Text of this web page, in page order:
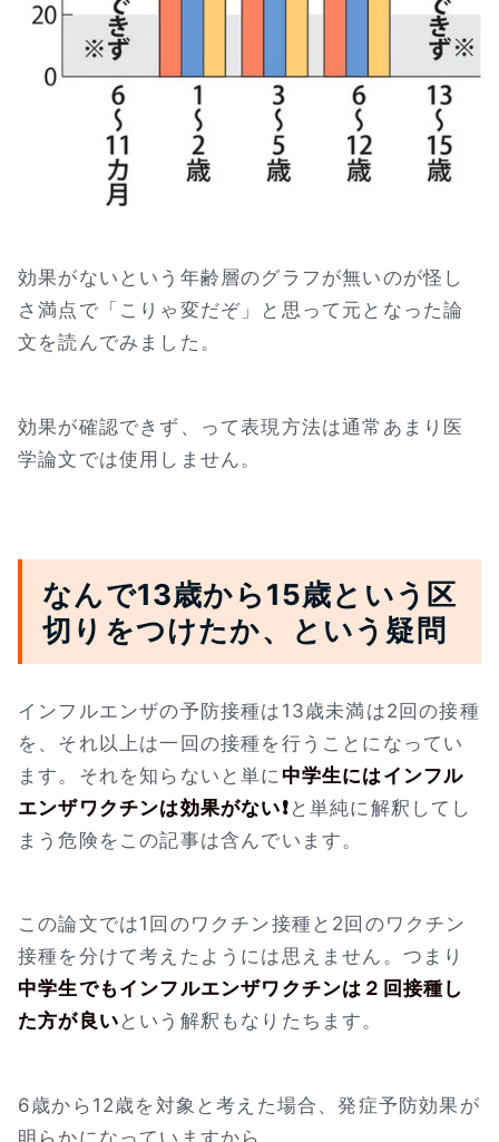
効果がないという年齢層のグラフが無いのが怪し
さ満点で「こりゃ変だぞ」と思って元となった論
文を読んでみました。
効果が確認できず、って表現方法は通常あまり医
学論文では使用しません。
なんで13歳から15歳という区
切りをつけたか、という疑問
インフルエンザの予防接種は13歳未満は2回の接種
を、それ以上は一回の接種を行うことになってい
ます。それを知らないと単に 中学生にはインフル
エンザワクチンは効果がない❗ と単純に解釈してし
まう危険をこの記事は含んでいます。
この論文では1回のワクチン接種と2回のワクチン
接種を分けて考えたようには思えません。つまり
中学生でもインフルエンザワクチンは２回接種し
た方が良い という解釈もなりたちます。
6歳から12歳を対象と考えた場合、発症予防効果が